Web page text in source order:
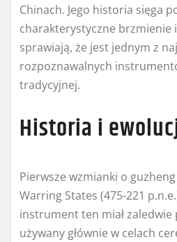
Chinach. Jego historia sięga
charakterystyczne brzmienie
sprawiają, że jest jednym z
rozpoznawalnych
tradycyjnej.
Historia i
Pierwsze wzmianki o
Warring States (475-221
instrument ten miał zaledwie
używany głównie w celach